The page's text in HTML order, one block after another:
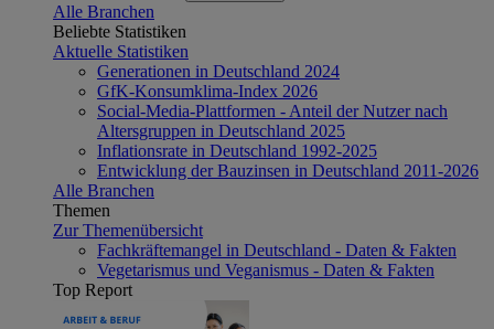
Alle Branchen
Beliebte Statistiken
Aktuelle Statistiken
Generationen in Deutschland 2024
GfK-Konsumklima-Index 2026
Social-Media-Plattformen - Anteil der Nutzer nach
Altersgruppen in Deutschland 2025
Inflationsrate in Deutschland 1992-2025
Entwicklung der Bauzinsen in Deutschland 2011-2026
Alle Branchen
Themen
Zur Themenübersicht
Fachkräftemangel in Deutschland - Daten & Fakten
Vegetarismus und Veganismus - Daten & Fakten
Top Report